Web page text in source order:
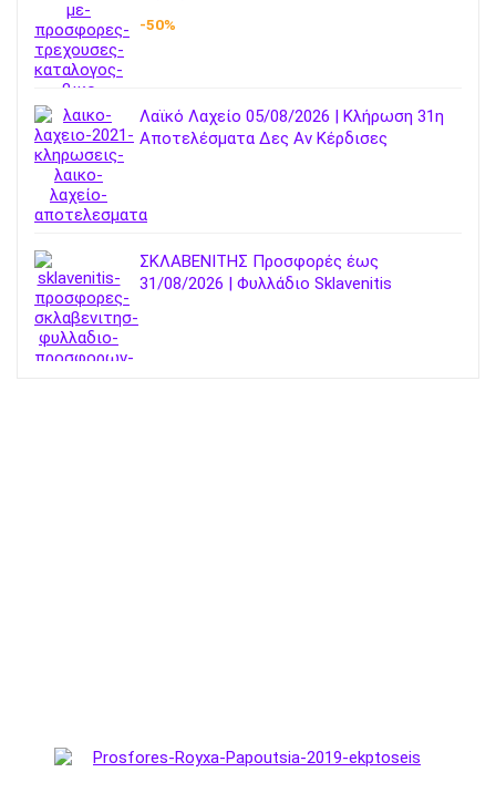
-50%
Λαϊκό Λαχείο 05/08/2026 | Κλήρωση 31η
Αποτελέσματα Δες Αν Κέρδισες
ΣΚΛΑΒΕΝΙΤΗΣ Προσφορές έως
31/08/2026 | Φυλλάδιο Sklavenitis